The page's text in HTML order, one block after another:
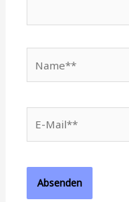
Mail**